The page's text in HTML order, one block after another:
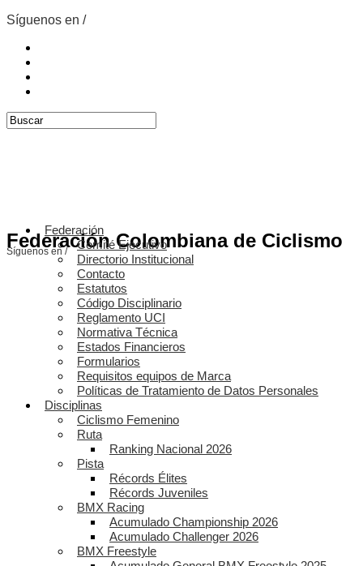
Síguenos en /
Federación Colombiana de Ciclismo
Síguenos en /
Federación
Comité Ejecutivo
Directorio Institucional
Contacto
Estatutos
Código Disciplinario
Reglamento UCI
Normativa Técnica
Estados Financieros
Formularios
Requisitos equipos de Marca
Políticas de Tratamiento de Datos Personales
Disciplinas
Ciclismo Femenino
Ruta
Ranking Nacional 2026
Pista
Récords Élites
Récords Juveniles
BMX Racing
Acumulado Championship 2026
Acumulado Challenger 2026
BMX Freestyle